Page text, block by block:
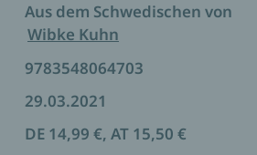
unter dem Titel "Fühl dich
erschienen.
Handbuch verwandeln
ein Wohlfühlzuhause! ***
Aus dem Schwedischen von
Wibke Kuhn
9783548064703
29.03.2021
DE 14,99 €, AT 15,50 €